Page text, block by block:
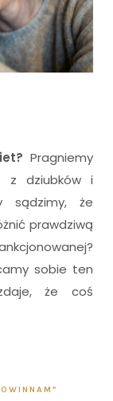
Pragniemy
z dziubków i
sądzimy, że
prawdziwą
sobie ten
że coś